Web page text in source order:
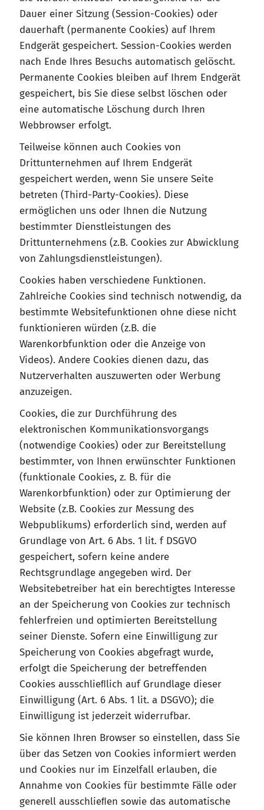
Dauer einer Sitzung (Session-Cookies) oder
dauerhaft (permanente Cookies) auf Ihrem
Endgerät gespeichert. Session-Cookies werden
nach Ende Ihres Besuchs automatisch gelöscht.
Permanente Cookies bleiben auf Ihrem Endgerät
gespeichert, bis Sie diese selbst löschen oder
eine automatische Löschung durch Ihren
Webbrowser erfolgt.
Teilweise können auch Cookies von
Drittunternehmen auf Ihrem Endgerät
gespeichert werden, wenn Sie unsere Seite
betreten (Third-Party-Cookies). Diese
ermöglichen uns oder Ihnen die Nutzung
bestimmter Dienstleistungen des
Drittunternehmens (z.B. Cookies zur Abwicklung
von Zahlungsdienstleistungen).
Cookies haben verschiedene Funktionen.
Zahlreiche Cookies sind technisch notwendig, da
bestimmte Websitefunktionen ohne diese nicht
funktionieren würden (z.B. die
Warenkorbfunktion oder die Anzeige von
Videos). Andere Cookies dienen dazu, das
Nutzerverhalten auszuwerten oder Werbung
anzuzeigen.
Cookies, die zur Durchführung des
elektronischen Kommunikationsvorgangs
(notwendige Cookies) oder zur Bereitstellung
bestimmter, von Ihnen erwünschter Funktionen
(funktionale Cookies, z. B. für die
Warenkorbfunktion) oder zur Optimierung der
Website (z.B. Cookies zur Messung des
Webpublikums) erforderlich sind, werden auf
Grundlage von Art. 6 Abs. 1 lit. f DSGVO
gespeichert, sofern keine andere
Rechtsgrundlage angegeben wird. Der
Websitebetreiber hat ein berechtigtes Interesse
an der Speicherung von Cookies zur technisch
fehlerfreien und optimierten Bereitstellung
seiner Dienste. Sofern eine Einwilligung zur
Speicherung von Cookies abgefragt wurde,
erfolgt die Speicherung der betreffenden
Cookies ausschlieﬂlich auf Grundlage dieser
Einwilligung (Art. 6 Abs. 1 lit. a DSGVO); die
Einwilligung ist jederzeit widerrufbar.
Sie können Ihren Browser so einstellen, dass Sie
über das Setzen von Cookies informiert werden
und Cookies nur im Einzelfall erlauben, die
Annahme von Cookies für bestimmte Fälle oder
generell ausschlieﬂen sowie das automatische